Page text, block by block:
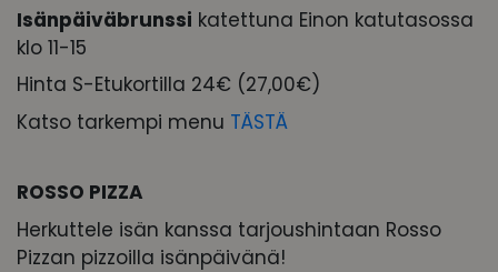
Isänpäiväbrunssi katettuna Einon katutasossa
klo 11-15
Hinta S-Etukortilla 24€ (27,00€)
Katso tarkempi menu TÄSTÄ
ROSSO PIZZA
Herkuttele isän kanssa tarjoushintaan Rosso
Pizzan pizzoilla isänpäivänä!